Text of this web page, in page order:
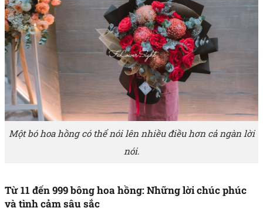
Một bó hoa hồng có thể nói lên nhiều điều hơn cả ngàn lời
nói.
Từ 11 đến 999 bông hoa hồng: Những lời chúc phúc
và tình cảm sâu sắc